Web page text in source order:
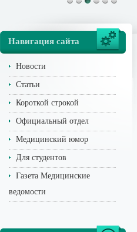
Навигация сайта
Новости
Статьи
Короткой строкой
Официальный отдел
Медицинский юмор
Для студентов
Газета Медицинские
ведомости